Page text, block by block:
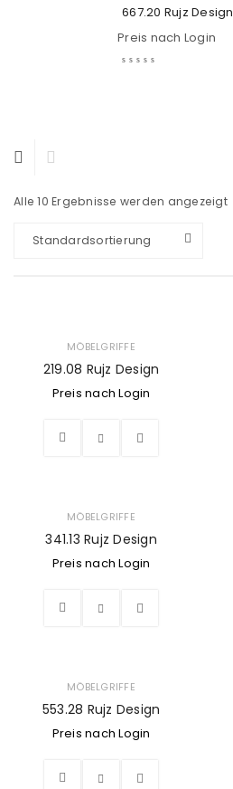
667.20 Rujz Design
Preis nach Login
Alle 10 Ergebnisse werden angezeigt
Standardsortierung
MÖBELGRIFFE
219.08 Rujz Design
Preis nach Login
MÖBELGRIFFE
341.13 Rujz Design
Preis nach Login
MÖBELGRIFFE
553.28 Rujz Design
Preis nach Login